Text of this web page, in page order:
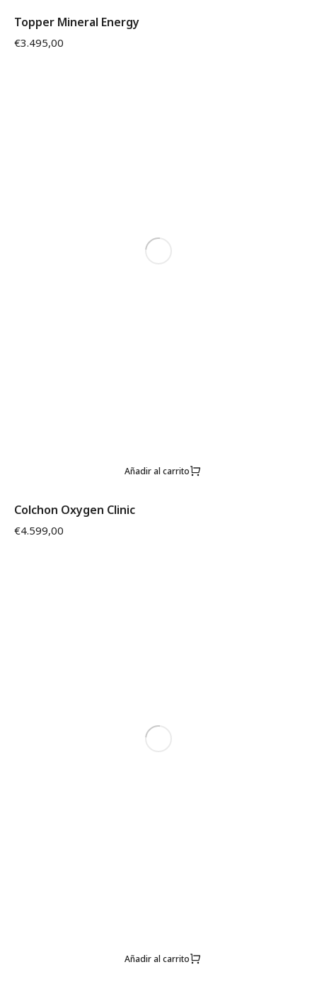
Topper Mineral Energy
€3.495,00
Añadir al carrito
Colchon Oxygen Clinic
€4.599,00
Añadir al carrito